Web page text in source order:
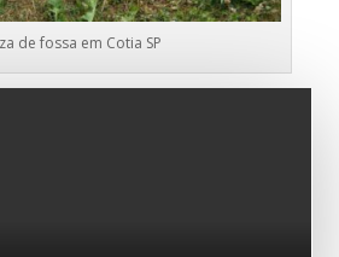
de fossa em Cotia SP